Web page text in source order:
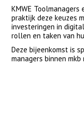
KMWE Toolmanagers
praktijk deze keuzes
investeringen in
rollen en taken van
Deze bijeenkomst is
managers binnen mkb